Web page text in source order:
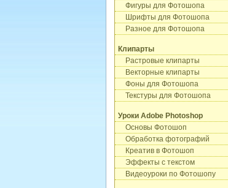
Фигуры для Фотошопа
Шрифты для Фотошопа
Разное для Фотошопа
Клипарты
Растровые клипарты
Векторные клипарты
Фоны для Фотошопа
Текстуры для Фотошопа
Уроки Adobe Photoshop
Основы Фотошоп
Обработка фотографий
Креатив в Фотошоп
Эффекты с текстом
Видеоуроки по Фотошопу